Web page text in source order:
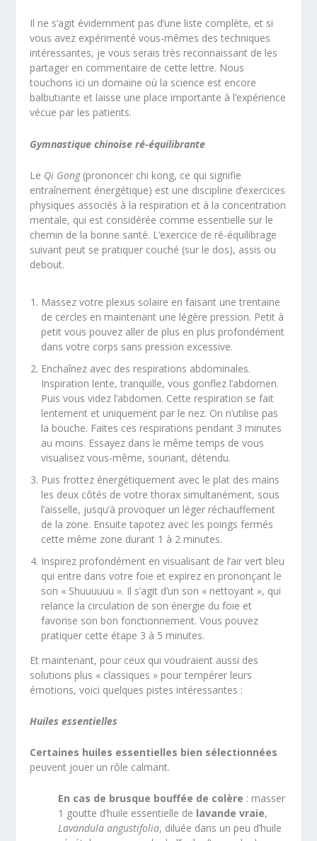
Il ne s’agit évidemment pas d’une liste complète, et si
vous avez expérimenté vous-mêmes des techniques
intéressantes, je vous serais très reconnaissant de les
partager en commentaire de cette lettre. Nous
touchons ici un domaine où la science est encore
balbutiante et laisse une place importante à l’expérience
vécue par les patients.
Gymnastique chinoise ré-équilibrante
Le Qi Gong(prononcer chi kong, ce qui signifie
entraînement énergétique) est une discipline d’exercices
physiques associés à la respiration et à la concentration
mentale, qui est considérée comme essentielle sur le
chemin de la bonne santé. L’exercice de ré-équilibrage
suivant peut se pratiquer couché (sur le dos), assis ou
debout.
Massez votre plexus solaire en faisant une trentaine
de cercles en maintenant une légère pression. Petit à
petit vous pouvez aller de plus en plus profondément
dans votre corps sans pression excessive.
Enchaînez avec des respirations abdominales.
Inspiration lente, tranquille, vous gonflez l’abdomen.
Puis vous videz l’abdomen. Cette respiration se fait
lentement et uniquement par le nez. On n’utilise pas
la bouche. Faites ces respirations pendant 3 minutes
au moins. Essayez dans le même temps de vous
visualisez vous-même, souriant, détendu.
Puis frottez énergétiquement avec le plat des mains
les deux côtés de votre thorax simultanément, sous
l’aisselle, jusqu’à provoquer un léger réchauffement
de la zone. Ensuite tapotez avec les poings fermés
cette même zone durant 1 à 2 minutes.
Inspirez profondément en visualisant de l’air vert bleu
qui entre dans votre foie et expirez en prononçant le
son « Shuuuuuu ». Il s’agit d’un son « nettoyant », qui
relance la circulation de son énergie du foie et
favorise son bon fonctionnement. Vous pouvez
pratiquer cette étape 3 à 5 minutes.
Et maintenant, pour ceux qui voudraient aussi des
solutions plus « classiques » pour tempérer leurs
émotions, voici quelques pistes intéressantes :
Huiles essentielles
Certaines huiles essentielles bien sélectionnées
peuvent jouer un rôle calmant.
En cas de brusque bouffée de colère : masser
1 goutte d’huile essentielle de lavande vraie,
Lavandula angustifolia, diluée dans un peu d’huile